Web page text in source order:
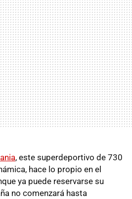
, este superdeportivo de 730
hace lo propio en el
ya puede reservarse su
no comenzará hasta